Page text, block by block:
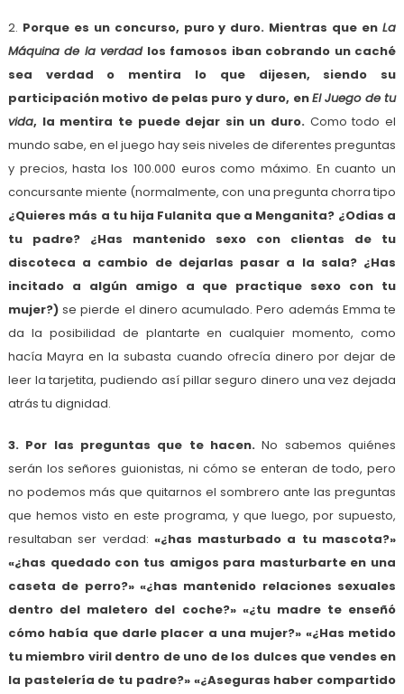
2. Porque es un concurso, puro y duro. Mientras que enLa
Máquina de la verdadlos famosos iban cobrando un caché
sea verdad o mentira lo que dijesen, siendo su
participación motivo de pelas puro y duro, enEl Juego de tu
vida, la mentira te puede dejar sin un duro. Como todo el
mundo sabe, en el juego hay seis niveles de diferentes preguntas
y precios, hasta los 100.000 euros como máximo. En cuanto un
concursante miente (normalmente, con una pregunta chorra tipo
¿Quieres más a tu hija Fulanita que a Menganita? ¿Odias a
tu padre? ¿Has mantenido sexo con clientas de tu
discoteca a cambio de dejarlas pasar a la sala? ¿Has
incitado a algún amigo a que practique sexo con tu
mujer?)se pierde el dinero acumulado. Pero además Emma te
da la posibilidad de plantarte en cualquier momento, como
hacía Mayra en la subasta cuando ofrecía dinero por dejar de
leer la tarjetita, pudiendo así pillar seguro dinero una vez dejada
atrás tu dignidad.
3. Por las preguntas que te hacen. No sabemos quiénes
serán los señores guionistas, ni cómo se enteran de todo, pero
no podemos más que quitarnos el sombrero ante las preguntas
que hemos visto en este programa, y que luego, por supuesto,
resultaban ser verdad: «¿has masturbado a tu mascota?»
«¿has quedado con tus amigos para masturbarte en una
caseta de perro?» «¿has mantenido relaciones sexuales
dentro del maletero del coche?» «¿tu madre te enseñó
cómo había que darle placer a una mujer?» «¿Has metido
tu miembro viril dentro de uno de los dulces que vendes en
la pastelería de tu padre?» «¿Aseguras haber compartido